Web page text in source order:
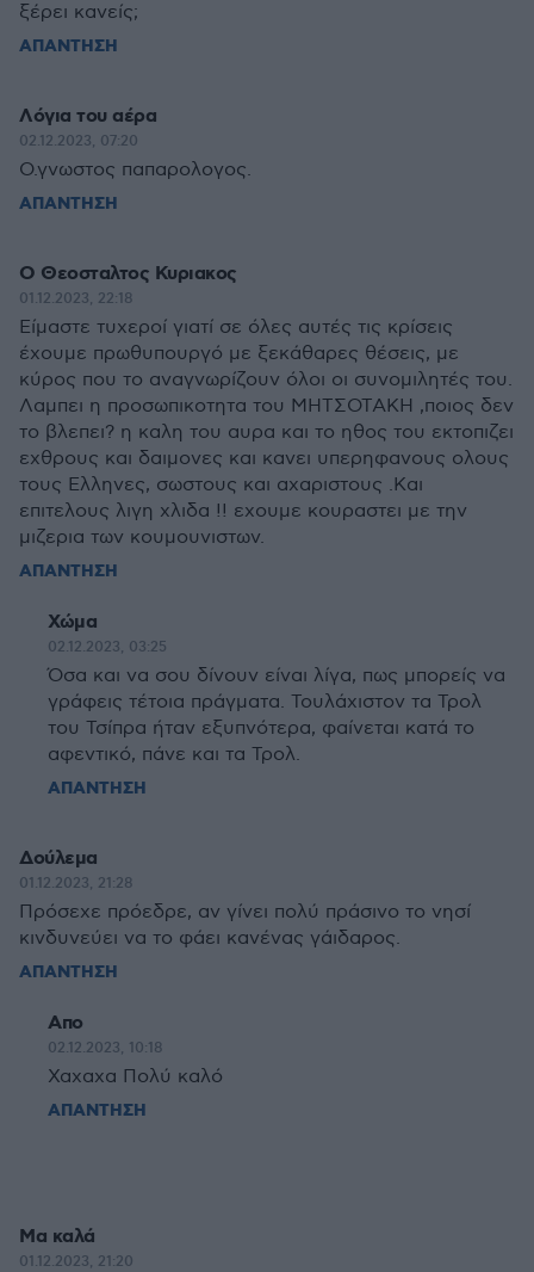
ξέρει κανείς;
ΑΠΑΝΤΗΣΗ
Λόγια του αέρα
02.12.2023, 07:20
Ο.γνωστος παπαρολογος.
ΑΠΑΝΤΗΣΗ
Ο Θεοσταλτος Κυριακος
01.12.2023, 22:18
Είμαστε τυχεροί γιατί σε όλες αυτές τις κρίσεις
έχουμε πρωθυπουργό με ξεκάθαρες θέσεις, με
κύρος που το αναγνωρίζουν όλοι οι συνομιλητές του.
Λαμπει η προσωπικοτητα του ΜΗΤΣΟΤΑΚΗ ,ποιος δεν
το βλεπει? η καλη του αυρα και το ηθος του εκτοπιζει
εχθρους και δαιμονες και κανει υπερηφανους ολους
τους Ελληνες, σωστους και αχαριστους .Και
επιτελους λιγη χλιδα !! εχουμε κουραστει με την
μιζερια των κουμουνιστων.
ΑΠΑΝΤΗΣΗ
Χώμα
02.12.2023, 03:25
Όσα και να σου δίνουν είναι λίγα, πως μπορείς να
γράφεις τέτοια πράγματα. Τουλάχιστον τα Τρολ
του Τσίπρα ήταν εξυπνότερα, φαίνεται κατά το
αφεντικό, πάνε και τα Τρολ.
ΑΠΑΝΤΗΣΗ
Δούλεμα
01.12.2023, 21:28
Πρόσεχε πρόεδρε, αν γίνει πολύ πράσινο το νησί
κινδυνεύει να το φάει κανένας γάιδαρος.
ΑΠΑΝΤΗΣΗ
Απο
02.12.2023, 10:18
Χαχαχα Πολύ καλό
ΑΠΑΝΤΗΣΗ
Μα καλά
01.12.2023, 21:20